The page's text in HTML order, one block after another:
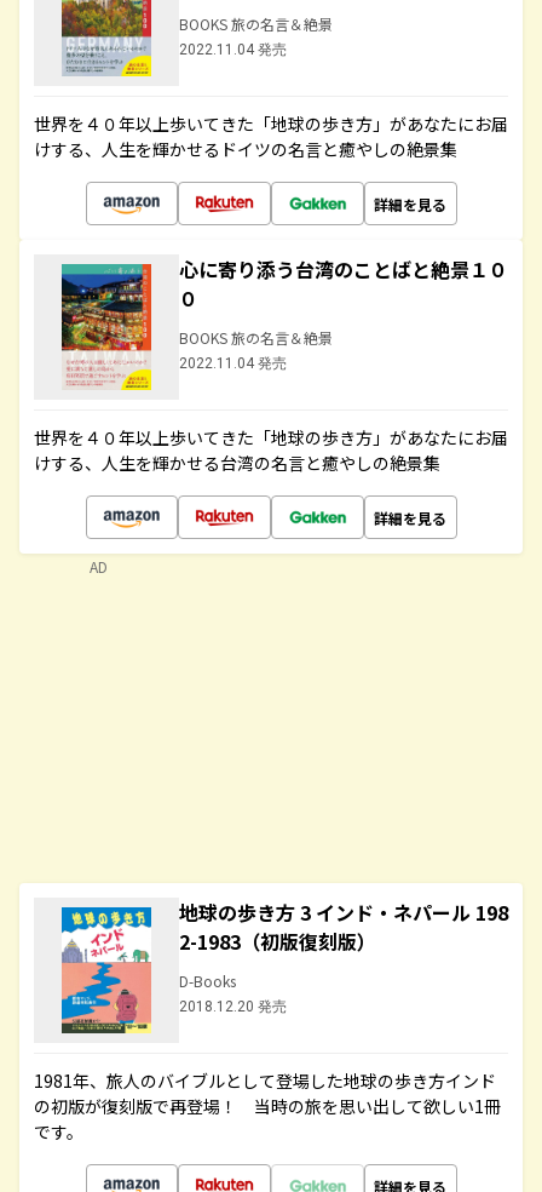
BOOKS 旅の名言＆絶景
2022.11.04 発売
世界を４０年以上歩いてきた「地球の歩き方」があなたにお届
けする、人生を輝かせるドイツの名言と癒やしの絶景集
詳細を見る
心に寄り添う台湾のことばと絶景１０
０
BOOKS 旅の名言＆絶景
2022.11.04 発売
世界を４０年以上歩いてきた「地球の歩き方」があなたにお届
けする、人生を輝かせる台湾の名言と癒やしの絶景集
詳細を見る
地球の歩き方 3 インド・ネパール 198
2-1983（初版復刻版）
D-Books
2018.12.20 発売
1981年、旅人のバイブルとして登場した地球の歩き方インド
の初版が復刻版で再登場！ 当時の旅を思い出して欲しい1冊
です。
詳細を見る
AD